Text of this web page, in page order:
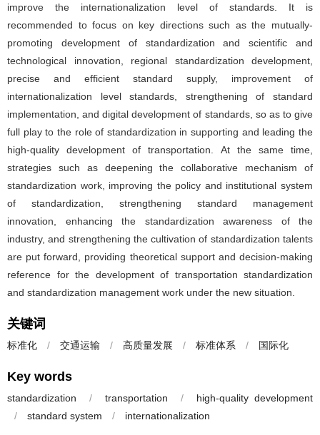
improve the internationalization level of standards. It is
recommended to focus on key directions such as the mutually-
promoting development of standardization and scientific and
technological innovation, regional standardization development,
precise and efficient standard supply, improvement of
internationalization level standards, strengthening of standard
implementation, and digital development of standards, so as to give
full play to the role of standardization in supporting and leading the
high-quality development of transportation. At the same time,
strategies such as deepening the collaborative mechanism of
standardization work, improving the policy and institutional system
of standardization, strengthening standard management
innovation, enhancing the standardization awareness of the
industry, and strengthening the cultivation of standardization talents
are put forward, providing theoretical support and decision-making
reference for the development of transportation standardization
and standardization management work under the new situation.
关键词
标准化 / 交通运输 / 高质量发展 / 标准体系 / 国际化
Key words
standardization / transportation /
high-quality development
/
standard system / internationalization